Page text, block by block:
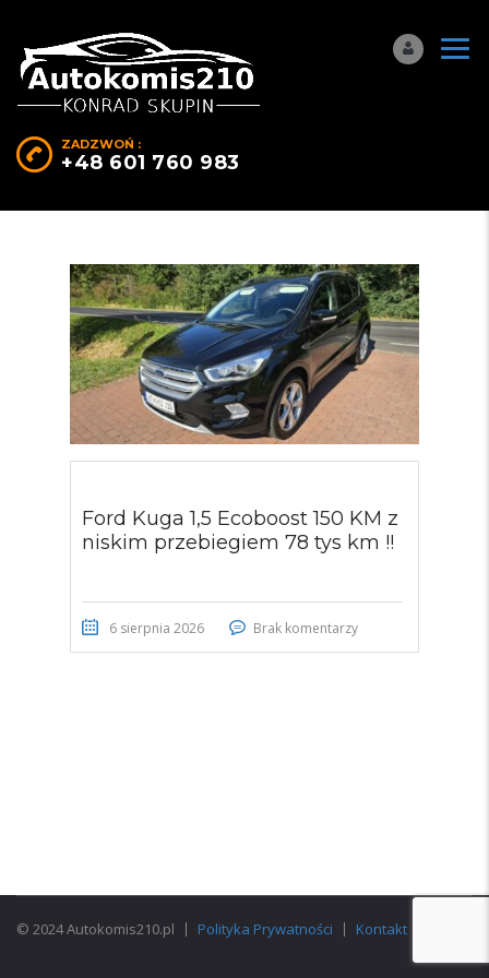
ZADZWOŃ :
+48 601 760 983
Ford Kuga 1,5 Ecoboost 150 KM z
niskim przebiegiem 78 tys km !!
6 sierpnia 2026 Brak komentarzy
© 2024 Autokomis210.pl Polityka Prywatności Kontakt